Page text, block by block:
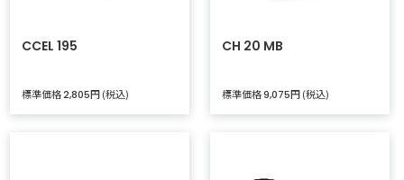
CCEL 195
標準価格2,805円 (税込)
CH 20 MB
標準価格9,075円 (税込)